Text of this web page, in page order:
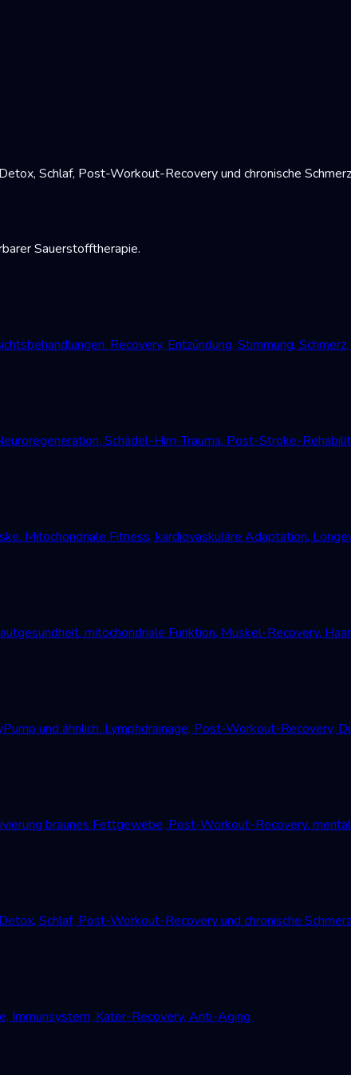
Schlaf, Post-Workout-Recovery und chronische
Sauerstofftherapie.
Recovery, Entzündung, Stimmung,
Schädel-Hirn-Trauma, Post-Stroke-
Mitochondriale Fitness, kardiovaskuläre Adaptation,
mitochondriale Funktion, Muskel-Recovery,
und ähnlich. Lymphdrainage, Post-Workout-Recovery,
braunes Fettgewebe, Post-Workout-Recovery,
Schlaf, Post-Workout-Recovery und chronische
Immunsystem, Kater-Recovery, Anti-Aging.